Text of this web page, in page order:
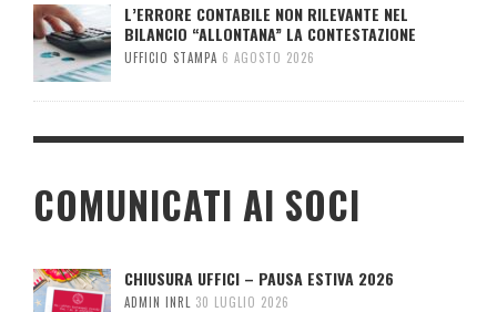
L’ERRORE CONTABILE NON RILEVANTE NEL
BILANCIO “ALLONTANA” LA CONTESTAZIONE
UFFICIO STAMPA 6 AGOSTO 2026
COMUNICATI AI SOCI
CHIUSURA UFFICI – PAUSA ESTIVA 2026
ADMIN INRL 30 LUGLIO 2026